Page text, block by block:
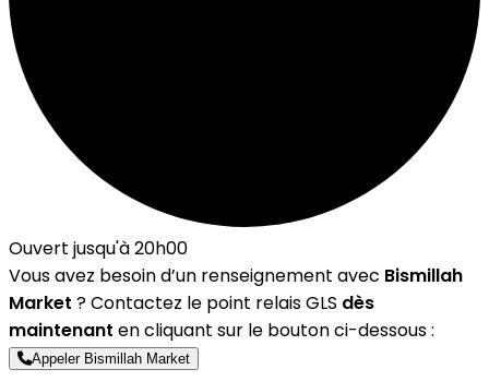
Ouvert jusqu'à 20h00
Vous avez besoin d’un renseignement avec Bismillah
Market ? Contactez le point relais GLS dès
maintenant en cliquant sur le bouton ci-dessous :
Appeler Bismillah Market